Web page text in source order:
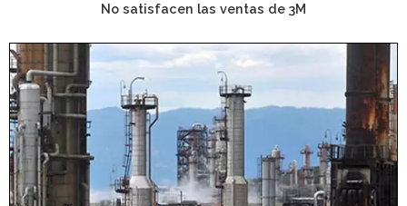
No satisfacen las ventas de 3M